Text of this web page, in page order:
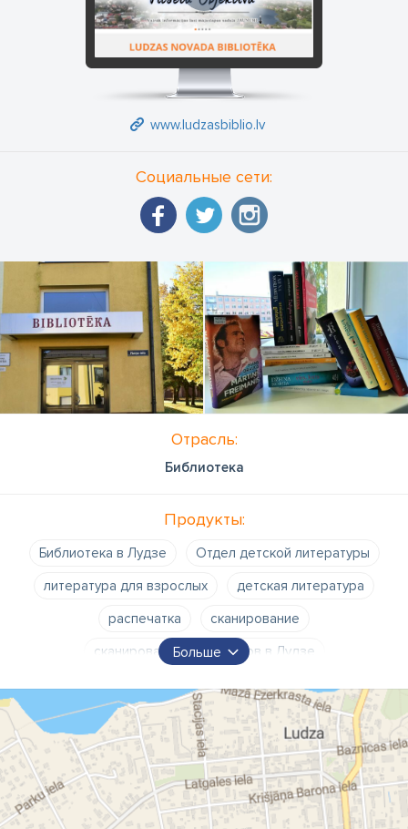
www.ludzasbiblio.lv
Социальные сети:
Отрасль:
Библиотека
Продукты:
Библиотека в Лудзе
Отдел детской литературы
литература для взрослых
детская литература
распечатка
сканирование
сканирование документов в Лудзе
ламинирование в Лудзе
Лудзенская краевая библиотека
библиотеки Лудзенского края
Лудза
Лудзенский край
Больше